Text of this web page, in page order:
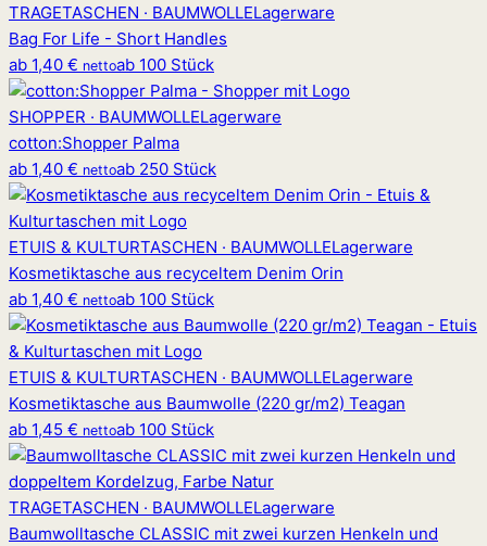
TRAGETASCHEN · BAUMWOLLELagerware
Bag For Life - Short Handles
ab 1,40 € nettoab 100 Stück
SHOPPER · BAUMWOLLELagerware
cotton:Shopper Palma
ab 1,40 € nettoab 250 Stück
ETUIS & KULTURTASCHEN · BAUMWOLLELagerware
Kosmetiktasche aus recyceltem Denim Orin
ab 1,40 € nettoab 100 Stück
ETUIS & KULTURTASCHEN · BAUMWOLLELagerware
Kosmetiktasche aus Baumwolle (220 gr/m2) Teagan
ab 1,45 € nettoab 100 Stück
TRAGETASCHEN · BAUMWOLLELagerware
Baumwolltasche CLASSIC mit zwei kurzen Henkeln und